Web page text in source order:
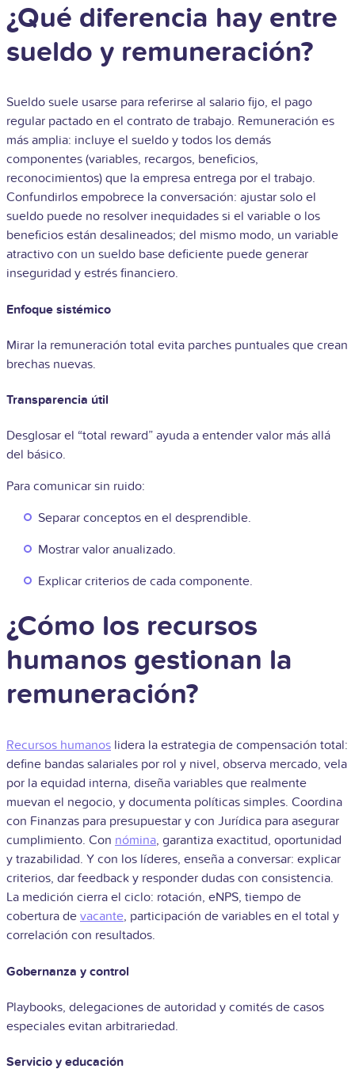
¿Qué diferencia hay entre
sueldo y remuneración?
Sueldo suele usarse para referirse al salario fijo, el pago
regular pactado en el contrato de trabajo. Remuneración es
más amplia: incluye el sueldo y todos los demás
componentes (variables, recargos, beneficios,
reconocimientos) que la empresa entrega por el trabajo.
Confundirlos empobrece la conversación: ajustar solo el
sueldo puede no resolver inequidades si el variable o los
beneficios están desalineados; del mismo modo, un variable
atractivo con un sueldo base deficiente puede generar
inseguridad y estrés financiero.
Enfoque sistémico
Mirar la remuneración total evita parches puntuales que crean
brechas nuevas.
Transparencia útil
Desglosar el “total reward” ayuda a entender valor más allá
del básico.
Para comunicar sin ruido:
Separar conceptos en el desprendible.
Mostrar valor anualizado.
Explicar criterios de cada componente.
¿Cómo los recursos
humanos gestionan la
remuneración?
Recursos humanos lidera la estrategia de compensación total:
define bandas salariales por rol y nivel, observa mercado, vela
por la equidad interna, diseña variables que realmente
muevan el negocio, y documenta políticas simples. Coordina
con Finanzas para presupuestar y con Jurídica para asegurar
cumplimiento. Con nómina, garantiza exactitud, oportunidad
y trazabilidad. Y con los líderes, enseña a conversar: explicar
criterios, dar feedback y responder dudas con consistencia.
La medición cierra el ciclo: rotación, eNPS, tiempo de
cobertura de vacante, participación de variables en el total y
correlación con resultados.
Gobernanza y control
Playbooks, delegaciones de autoridad y comités de casos
especiales evitan arbitrariedad.
Servicio y educación